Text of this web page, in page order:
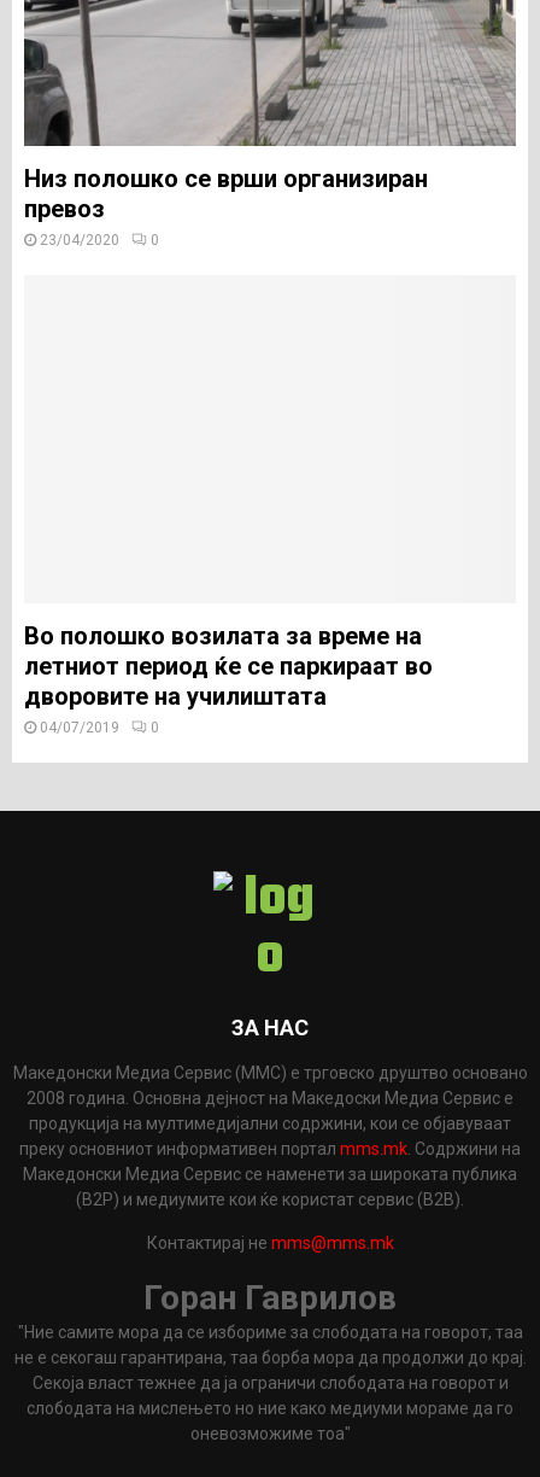
Низ полошко се врши организиран
превоз
23/04/2020 0
Во полошко возилата за време на
летниот период ќе се паркираат во
дворовите на училиштата
04/07/2019 0
ЗА НАС
Македонски Медиа Сервис (ММС) е трговско друштво основано
2008 година. Основна дејност на Македоски Медиа Сервис е
продукција на мултимедијални содржини, кои се објавуваат
преку основниот информативен портал mms.mk . Содржини на
Македонски Медиа Сервис се наменети за широката публика
(B2P) и медиумите кои ќе користат сервис (B2B).
Контактирај не mms@mms.mk
Горан Гаврилов
"Ние самите мора да се избориме за слободата на говорот, таа
не е секогаш гарантирана, таа борба мора да продолжи до крај.
Секоја власт тежнее да ја ограничи слободата на говорот и
слободата на мислењето но ние како медиуми мораме да го
оневозможиме тоа"